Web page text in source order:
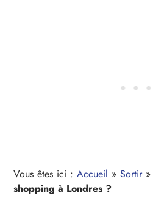
Vous êtes ici :Accueil »Sortir»
shopping à Londres ?